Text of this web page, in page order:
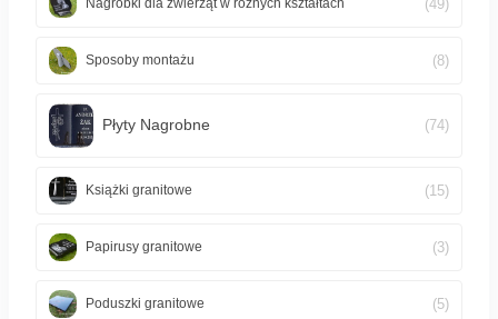
Nagrobki dla zwierząt w różnych kształtach (49)
Sposoby montażu (8)
Płyty Nagrobne (74)
Książki granitowe (15)
Papirusy granitowe (3)
Poduszki granitowe (5)